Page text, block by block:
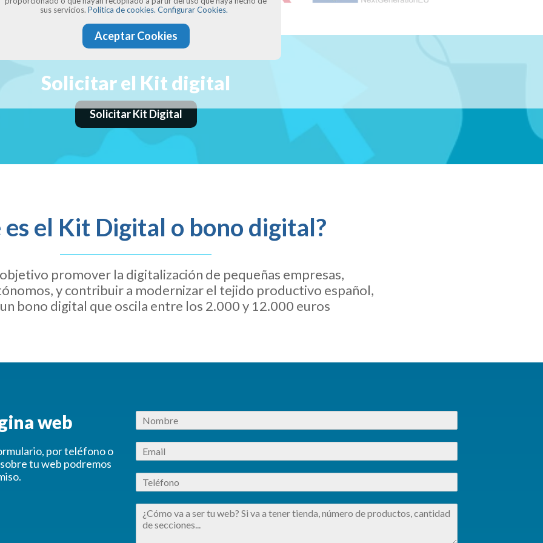
Solicitar el Kit digital
Solicitar Kit Digital
es el Kit Digital o bono digital?
promover la digitalización de pequeñas empresas,
y contribuir a modernizar el tejido productivo español,
bono digital que oscila entre los 2.000 y 12.000 euros
web
por teléfono o
tu web podremos
sus servicios. Política de cookies. Configurar Cookies.
Aceptar Cookies